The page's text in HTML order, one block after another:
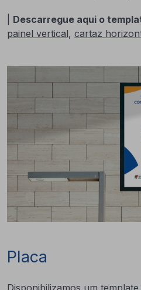
Descarregue aqui o
painel vertical, cartaz
Placa
Disponibilizamos um template